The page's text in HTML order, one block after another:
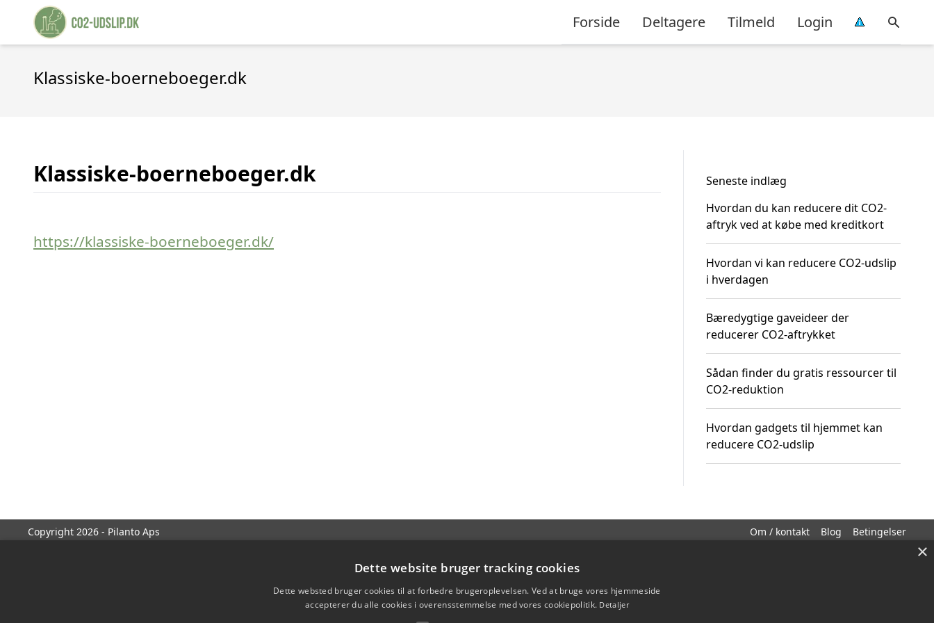
Forside Deltagere Tilmeld Login
Klassiske-boerneboeger.dk
Klassiske-boerneboeger.dk
https://klassiske-boerneboeger.dk/
Seneste indlæg
Hvordan du kan reducere dit CO2-
aftryk ved at købe med kreditkort
Hvordan vi kan reducere CO2-udslip
i hverdagen
Bæredygtige gaveideer der
reducerer CO2-aftrykket
Sådan finder du gratis ressourcer til
CO2-reduktion
Hvordan gadgets til hjemmet kan
reducere CO2-udslip
Copyright 2026 - Pilanto Aps Om / kontakt Blog Betingelser
×
Dette website bruger tracking cookies
Dette websted bruger cookies til at forbedre brugeroplevelsen. Ved at bruge vores hjemmeside
accepterer du alle cookies i overensstemmelse med vores cookiepolitik. Detaljer